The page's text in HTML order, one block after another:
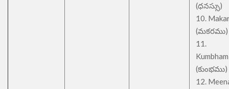
(ధనస్సు)
10.
(మకరము)
11.
Kumbham
(కుంభము)
12.